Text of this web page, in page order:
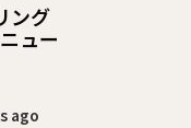
ング
ュー
ago